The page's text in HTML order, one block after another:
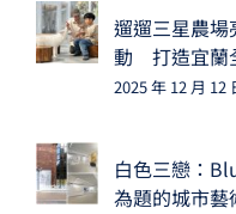
遛遛三星農
動 打造宜蘭
2025 年 12 月 12
白色三戀：
為題的城市藝